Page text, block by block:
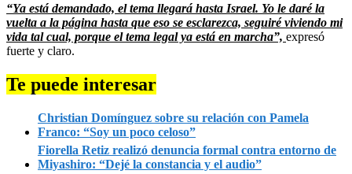
“Ya está demandado, el tema llegará hasta Israel. Yo le daré la
vuelta a la página hasta que eso se esclarezca, seguiré viviendo mi
vida tal cual, porque el tema legal ya está en marcha”, expresó
fuerte y claro.
Te puede interesar
Christian Domínguez sobre su relación con Pamela
Franco: “Soy un poco celoso”
Fiorella Retiz realizó denuncia formal contra entorno de
Miyashiro: “Dejé la constancia y el audio”